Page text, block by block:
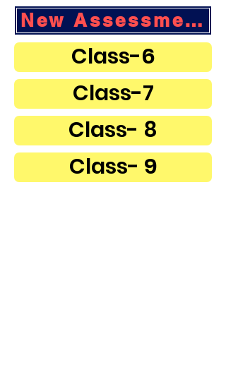
New Assessment
Class-6
Class-7
Class- 8
Class- 9